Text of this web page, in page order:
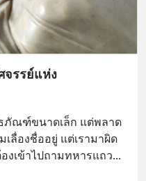
รรย์แห่ง
ภัณฑ์ขนาดเล็ก แต่พลาด
ลื่องชื่ออยู่ แต่เรามาผิด
งเข้าไปถามทหารแถว